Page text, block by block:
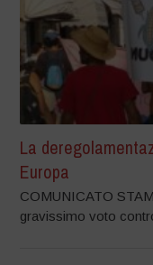
La
Europa
COMUNICATO
gravissimo voto